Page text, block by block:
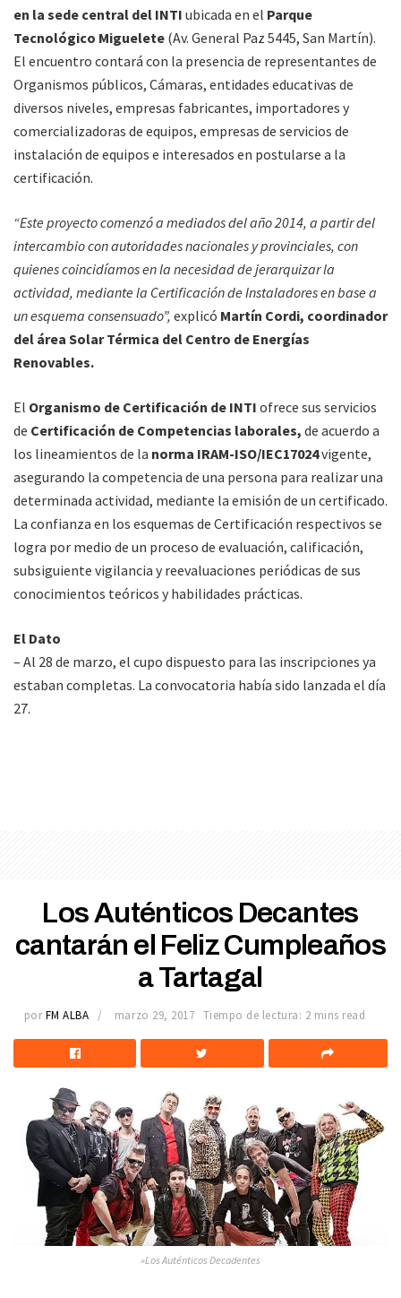
en la sede central del INTI ubicada en el Parque
Tecnológico Miguelete (Av. General Paz 5445, San Martín).
El encuentro contará con la presencia de representantes de
Organismos públicos, Cámaras, entidades educativas de
diversos niveles, empresas fabricantes, importadores y
comercializadoras de equipos, empresas de servicios de
instalación de equipos e interesados en postularse a la
certificación.
“Este proyecto comenzó a mediados del año 2014, a partir del
intercambio con autoridades nacionales y provinciales, con
quienes coincidíamos en la necesidad de jerarquizar la
actividad, mediante la Certificación de Instaladores en base a
un esquema consensuado”, explicó Martín Cordi, coordinador
del área Solar Térmica del Centro de Energías
Renovables.
El Organismo de Certificación de INTI ofrece sus servicios
de Certificación de Competencias laborales, de acuerdo a
los lineamientos de la norma IRAM-ISO/IEC17024vigente,
asegurando la competencia de una persona para realizar una
determinada actividad, mediante la emisión de un certificado.
La confianza en los esquemas de Certificación respectivos se
logra por medio de un proceso de evaluación, calificación,
subsiguiente vigilancia y reevaluaciones periódicas de sus
conocimientos teóricos y habilidades prácticas.
El Dato
– Al 28 de marzo, el cupo dispuesto para las inscripciones ya
estaban completas. La convocatoria había sido lanzada el día
27.
Los Auténticos Decantes
cantarán el Feliz Cumpleaños
a Tartagal
por FM ALBA marzo 29, 2017 Tiempo de lectura: 2 mins read
»Los Auténticos Decadentes